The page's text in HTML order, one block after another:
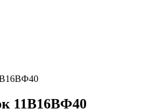
11В16ВФ40